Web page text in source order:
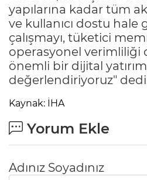
yapılarına kadar tüm
ve kullanıcı dostu hale
çalışmayı, tüketici
operasyonel verimliliği
önemli bir dijital
değerlendiriyoruz"
Kaynak: İHA
Yorum Ekle
Adınız Soyadınız